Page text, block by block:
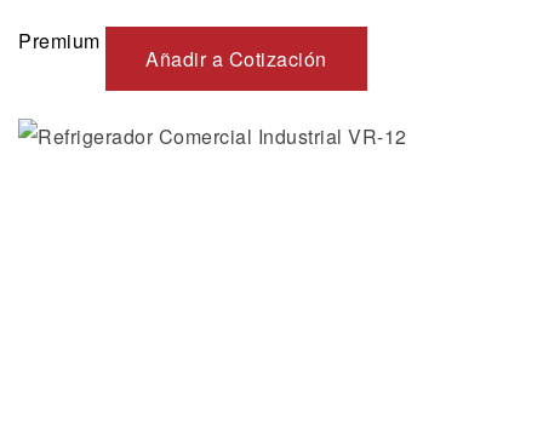
Premium
Añadir a Cotización